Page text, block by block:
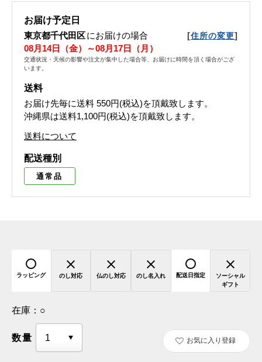
お届け予定日
東京都千代田区にお届けの場合 [住所の変更]
08月14日（金）～08月17日（月）
交通状況・天候の影響や注文が集中した場合等、お届けに時間を頂く場合がござ
います。
送料
お届け先毎に送料 550円(税込)を頂戴致します。
沖縄県は送料1,100円(税込)を頂戴致します。
送料について
配送種別
通常品
ラッピング のし対応 仏のし対応 のし名入れ 配送日指定
ソーシャル
ギフト
在庫： ○
数量 お気に入り登録